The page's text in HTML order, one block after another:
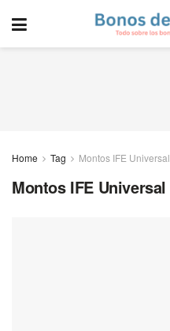
Home Tag Montos IFE Universal
Montos IFE Universal